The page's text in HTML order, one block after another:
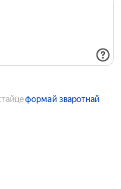
формай зваротнай